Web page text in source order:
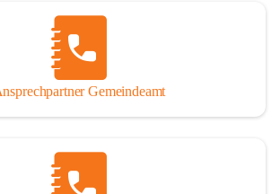
Gemeindeamt